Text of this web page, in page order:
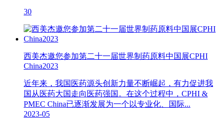
30
西美杰邀您参加第二十一届世界制药原料中国展CPHI
China2023
近年来，我国医药源头创新力量不断崛起，有力促进我
国从医药大国走向医药强国。在这个过程中，CPHI &
PMEC China已逐渐发展为一个以专业化、国际...
2023-05